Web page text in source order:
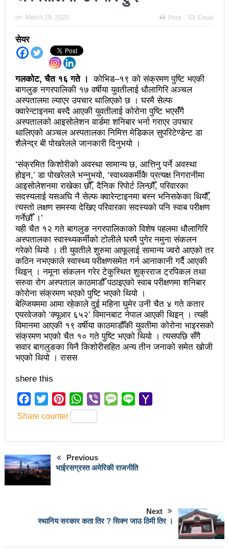
अझ सुदृढ बनाएको छः प्रचण्ड
छिटफुटबाहेक शान्तिपूर्ण रुपमा मतदान सम्पन्न
आज प्रतिनिधिसभा सदस्य निर्वाचनः देशैभर मतदान जारी
बैतडीमा जन्तिबस दुर्घटनाः १३ जनाको मृत्यु
कविता – अपजश
पुरस्कार वितरणबिनै काउन्सिलले सम्पन्न गर्‍यो वार्षिकोत्सव
हितेन्द्रदेव शाक्यलाई पद छाड्नुपर्ने नैतिक दबाबः समय बुझेर
खतिवडाको नयाँ गीत जमाना आजकाल
सहनशीलताको ब्रेक
राममाया च्यामिनीसँग दशरथ चन्दको अनुरोध – प्रेमविनोद नन्दन
चलचित्र विकास बोर्डका नवनियुक्त सदस्य गणेश सुवेदीलाई
आइएनएनएफद्वारा सम्मान
एनआरएनए बेलायतको अध्यक्षमा जिलिङका पुडासैनी
महानगर यातायातले थप्यो १२ वटा विद्युतीय बस
गणेश पण्डितको कवितासङ्ग्रह कालापानी लोकार्पण
फोहोरमैला व्यवस्थापन संघ नेपालको अध्यक्षमा नुवाकोटका घिमिरे
निर्वाचित
काउन्सिल सुक्ष्म अध्ययनमा
लोकतान्त्रिक सहिद सन्तति वृत्ति कोष स्थापनाः सहिदका
बालबालिकाको शिक्षामा खर्च हुने
महिनावारी स्वच्छताका लागि ३९२ साइकल यात्रीको
सचेतनामूलक र्‍याली
विश्वकर्मा
on: March 29, 2020 Print Email
सेयर
गलकोट, चैत १६ गते । कोभिड–१९ को संक्रमण पुष्टि भएकी
बागलुङ नगरपालिकी १७ वर्षीया युवतीलाई धौलागिरि अञ्चल
अस्पतालमा ल्याएर उपचार थालिएको छ । घरमै सेल्फ
क्वारेन्टाइनमा बस्दै आएकी युवतीलाई कोरोना पुष्टि भएसंँगै
अस्पतालको आइसोलेशन वार्डमा शनिबार भर्ना गराएर उपचार
थालिएको अञ्चल अस्पतालका निमित्त मेडिकल सुपरिटेण्डेन्ट डा
शैलेन्द्र बी पोखरेलले जानकारी दिनुभयो ।
‘संक्रमित किशोरीको अवस्था सामान्य छ, आत्तिनु पर्ने अवस्था
होइन,’ डा पोखरेलले भन्नुभयो, ‘स्वाथ्यकर्मीकै प्रत्यक्ष निगरानीमा
आइसोलेशनमा राखेका छौंँ, दैनिक रिपोर्ट लिन्छौँ, परिवारका
सदस्यलाई यसअघि नै सेल्फ क्वारेन्टाइनमा बस्न भनिसकेका थियौँ,
त्यस्तो लक्षण समस्या देखिए परिवारका सदस्यको पनि स्वाब परीक्षण
गर्नेछौँ ।’
यही चैत १२ गते बागलुङ नगरपालिकाको विशेष पहलमा धौलागिरि
अस्पतालका स्वास्थ्यकर्मीको टोलीले घरमै पुगेर नमुना संकलन
गरेको थियो । ती युवतीले शुरुमा आफूलाई सामान्य ज्वरो आएको तर
कठिन नभएकाले स्वास्थ्य परीक्षणसमेत गर्न आनाकानी गर्दै आएकी
थिइन् । नमूना संकलन गरेर टेकुस्थित शुक्रराज ट्रपिकल तथा
सरुवा रोग अस्पताल काठमाडौँ पठाइएको स्वाब परीक्षणमा शनिबार
कोरोना संक्रमण भएको पुष्टि भएको थियो ।
बेल्जियममा आमा रहेकाले दुई महिना घुमेर उनी चैत ४ गते कतार
एयरवेजको ‘क्यूआर ६५२’ विमानबाट नेपाल आएकी थिइन् । त्यही
विमानमा आएकी १९ वर्षीया काठमाडौँकी युवतीमा कोरोना भाइरसको
संक्रमण भएको चैत १० गते पुष्टि भएको थियो । त्यसपछि सँगै
सवार बागलुङका यिनै किशोरीसहित अन्य तीन जनाको समेत खोजी
भएको थियो । रासस
shere this
Facebook
TwitterPinterestWhatsApp
Viber Message
Line
Share counter
Previous
भाईरसग्रस्त अमेरिकी राजनीति
Next
स्थानिय सरकार कता तिर ? सिक्न जाउ ठिमी तिर ।